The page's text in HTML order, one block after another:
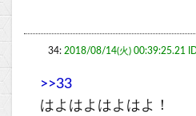
34: 2018/08/14(火) 00:39:25.21
>>33
はよはよはよはよ！